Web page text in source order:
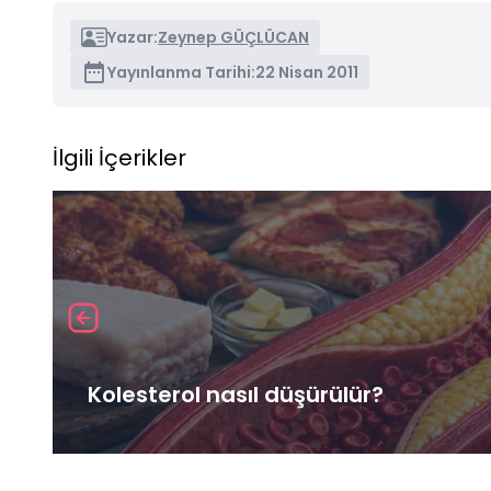
Yazar:Zeynep GÜÇLÜCAN
Yayınlanma Tarihi:22 Nisan 2011
İlgili İçerikler
Kolesterol nasıl düşürülür?